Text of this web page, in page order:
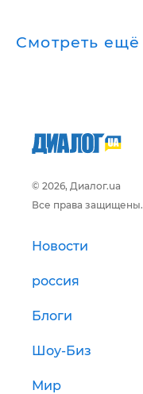
Смотреть ещё
© 2026, Диалог.ua
Все права защищены.
Новости
россия
Блоги
Шоу-Биз
Мир